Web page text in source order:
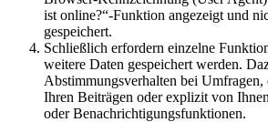
ist online?“-Funktion angezeigt und
gespeichert.
Schließlich erfordern einzelne
weitere Daten gespeichert werden.
Abstimmungsverhalten bei Umfragen,
Ihren Beiträgen oder explizit von
oder Benachrichtigungsfunktionen.